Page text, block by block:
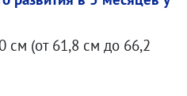
см (от 61,8 см до 66,2